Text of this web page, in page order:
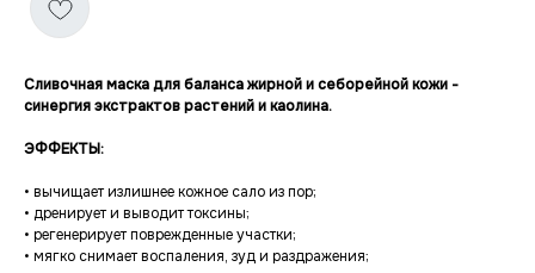
Сливочная маска для баланса жирной и себорейной кожи -
синергия экстрактов растений и каолина.
ЭФФЕКТЫ:
• вычищает излишнее кожное сало из пор;
• дренирует и выводит токсины;
• регенерирует поврежденные участки;
• мягко снимает воспаления, зуд и раздражения;